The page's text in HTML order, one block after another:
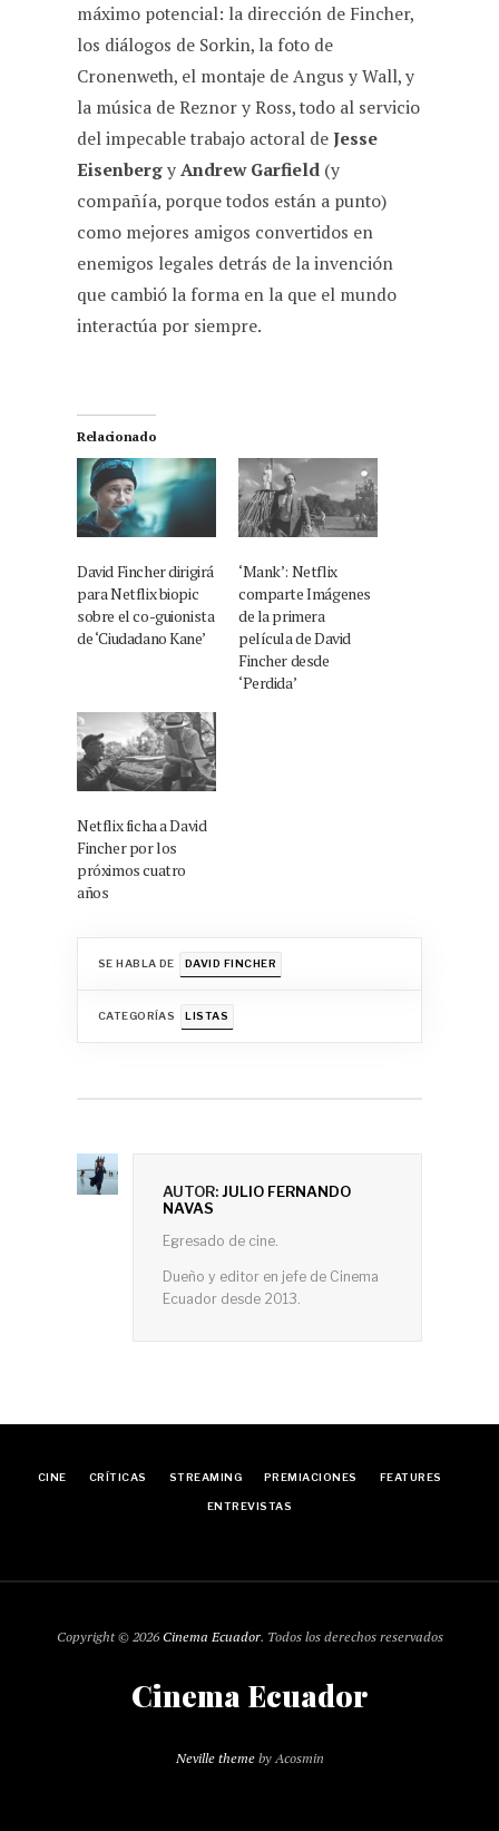
máximo potencial: la dirección de Fincher,
los diálogos de Sorkin, la foto de
Cronenweth, el montaje de Angus y Wall, y
la música de Reznor y Ross, todo al servicio
del impecable trabajo actoral deJesse
EisenbergyAndrew Garfield (y
compañía, porque todos están a punto)
como mejores amigos convertidos en
enemigos legales detrás de la invención
que cambió la forma en la que el mundo
interactúa por siempre.
Relacionado
David Fincher dirigirá
para Netflix biopic
sobre el co-guionista
de ‘Ciudadano Kane’
‘Mank’: Netflix
comparte Imágenes
de la primera
película de David
Fincher desde
‘Perdida’
Netflix ficha a David
Fincher por los
próximos cuatro
años
SE HABLA DE DAVID FINCHER
CATEGORÍAS LISTAS
AUTOR:JULIO FERNANDO
NAVAS
Egresado de cine.
Dueño y editor en jefe de Cinema
Ecuador desde 2013.
CINE CRÍTICAS STREAMING PREMIACIONES FEATURES
ENTREVISTAS
Copyright © 2026Cinema Ecuador. Todos los derechos reservados
Cinema Ecuador
Neville themeby Acosmin